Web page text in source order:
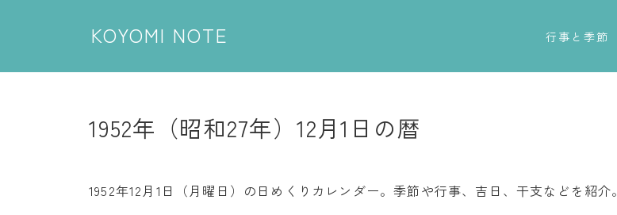
KOYOMI NOTE 行事と季節
五節句
1952年（昭和27年）12月1日の暦
1952年12月1日（月曜日）の日めくりカレンダー。季節や行事、吉日、干支などを紹介。